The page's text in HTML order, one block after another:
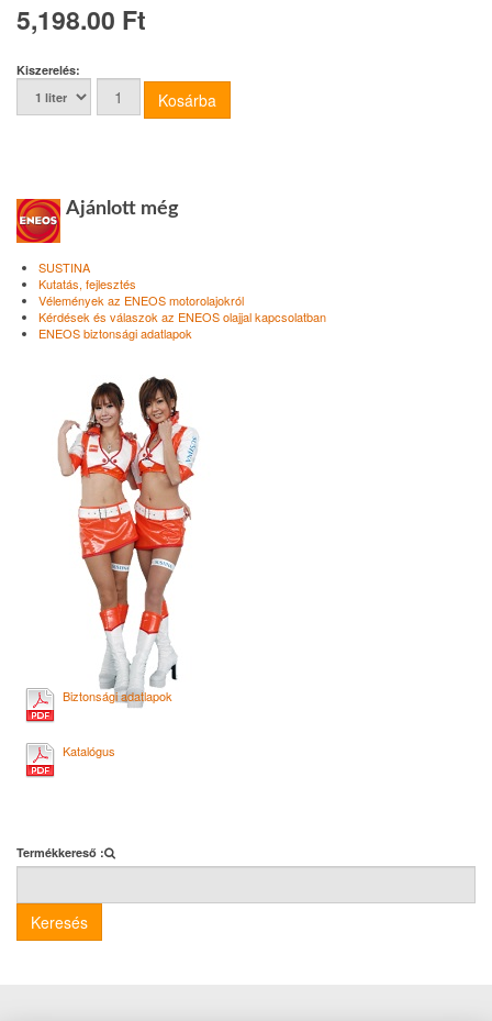
5,198.00 Ft
Kiszerelés:
Ajánlott még
SUSTINA
Kutatás, fejlesztés
Vélemények az ENEOS motorolajokról
Kérdések és válaszok az ENEOS olajjal kapcsolatban
ENEOS biztonsági adatlapok
Biztonsági adatlapok
Katalógus
Termékkereső :
Keresés